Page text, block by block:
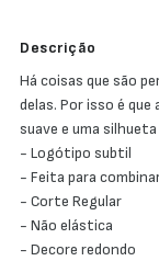
Descrição
Há coisas que são
delas. Por isso é
suave e uma
- Logótipo subtil
- Feita para
- Corte Regular
- Não elástica
- Decore redondo